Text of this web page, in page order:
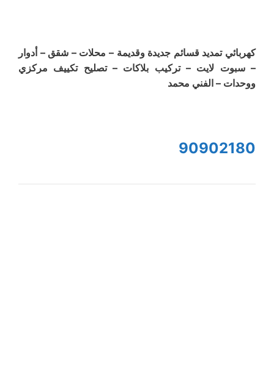
كهربائي تمديد قسائم جديدة وقديمة – محلات – شقق – أدوار
– سبوت لايت – تركيب بلاكات – تصليح تكييف مركزي
ووحدات – الفني محمد
90902180